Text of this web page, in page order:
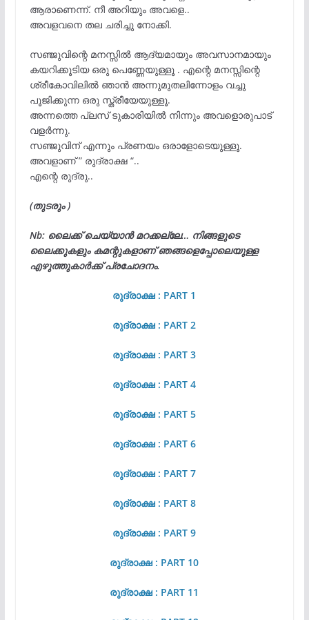
ആരാണെന്ന്. നീ അറിയും അവളെ..
അവളവനെ തല ചരിച്ചു നോക്കി.
സഞ്ജുവിന്റെ മനസ്സിൽ ആദ്യമായും അവസാനമായും
കയറിക്കൂടിയ ഒരു പെണ്ണേയുള്ളൂ . എന്റെ മനസ്സിന്റെ
ശ്രീകോവിലിൽ ഞാൻ അന്നുമുതലിന്നോളം വച്ചു
പൂജിക്കുന്ന ഒരു സ്ത്രീയേയുള്ളൂ.
അന്നത്തെ പ്ലസ് ടുകാരിയിൽ നിന്നും അവളൊരുപാട്
വളർന്നു.
സഞ്ജുവിന് എന്നും പ്രണയം ഒരാളോടെയുള്ളൂ.
അവളാണ് ” രുദ്രാക്ഷ “..
എന്റെ രുദ്രു..
(തുടരും )
Nb: ലൈക്ക് ചെയ്യാൻ മറക്കല്ലേ… നിങ്ങളുടെ
ലൈക്കുകളും കമന്റുകളാണ് ഞങ്ങളെപ്പോലെയുള്ള
എഴുത്തുകാർക്ക് പ്രചോദനം.
രുദ്രാക്ഷ : PART 1
രുദ്രാക്ഷ : PART 2
രുദ്രാക്ഷ : PART 3
രുദ്രാക്ഷ : PART 4
രുദ്രാക്ഷ : PART 5
രുദ്രാക്ഷ : PART 6
രുദ്രാക്ഷ : PART 7
രുദ്രാക്ഷ : PART 8
രുദ്രാക്ഷ : PART 9
രുദ്രാക്ഷ : PART 10
രുദ്രാക്ഷ : PART 11